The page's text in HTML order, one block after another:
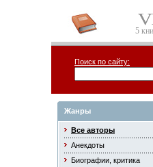
5
Поиск по сайту:
Жанры
Все авторы
Анекдоты
Биографии, критика